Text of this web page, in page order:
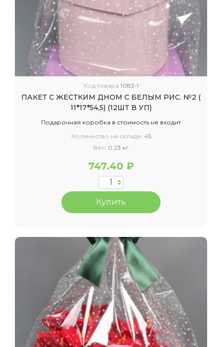
Код товара 1083-1
ПАКЕТ С ЖЕСТКИМ ДНОМ С БЕЛЫМ РИС. №2 (
11*17*54,5) (12ШТ В УП)
Подарочная коробка в стоимость не входит
Количество на складе: 45
Вес: 0.23 кг
747.40 ₽
Купить